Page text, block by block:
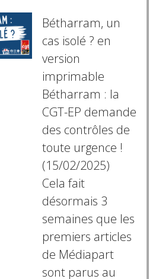
Bétharram, un
cas isolé ? en
version
imprimable
Bétharram : la
CGT-EP demande
des contrôles de
toute urgence !
(15/02/2025)
Cela fait
désormais 3
semaines que les
premiers articles
de Médiapart
sont parus au